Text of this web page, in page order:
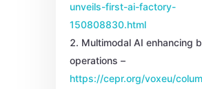
unveils-first-ai-factory-
150808830.html
Multimodal AI enhancing
operations –
https://cepr.org/voxeu/